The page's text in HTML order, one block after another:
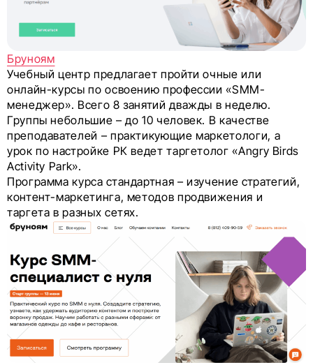
Бруноям
Учебный центр предлагает пройти очные или
онлайн-курсы по освоению профессии «SMM-
менеджер». Всего 8 занятий дважды в неделю.
Группы небольшие – до 10 человек. В качестве
преподавателей – практикующие маркетологи, а
урок по настройке РК ведет таргетолог «Angry Birds
Activity Park».
Программа курса стандартная – изучение стратегий,
контент-маркетинга, методов продвижения и
таргета в разных сетях.